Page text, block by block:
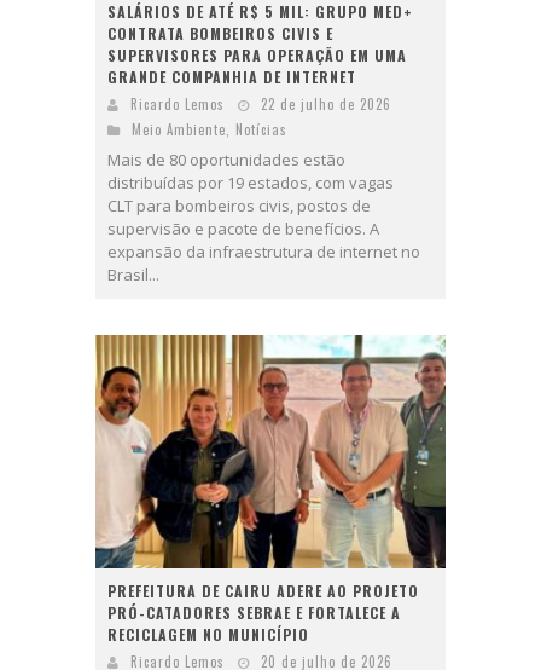
SALÁRIOS DE ATÉ R$ 5 MIL: GRUPO MED+
CONTRATA BOMBEIROS CIVIS E
SUPERVISORES PARA OPERAÇÃO EM UMA
GRANDE COMPANHIA DE INTERNET
Ricardo Lemos
22 de julho de 2026
Meio Ambiente
Notícias
Mais de 80 oportunidades estão
distribuídas por 19 estados, com vagas
CLT para bombeiros civis, postos de
supervisão e pacote de benefícios. A
expansão da infraestrutura de internet no
Brasil...
PREFEITURA DE CAIRU ADERE AO PROJETO
PRÓ-CATADORES SEBRAE E FORTALECE A
RECICLAGEM NO MUNICÍPIO
Ricardo Lemos
20 de julho de 2026